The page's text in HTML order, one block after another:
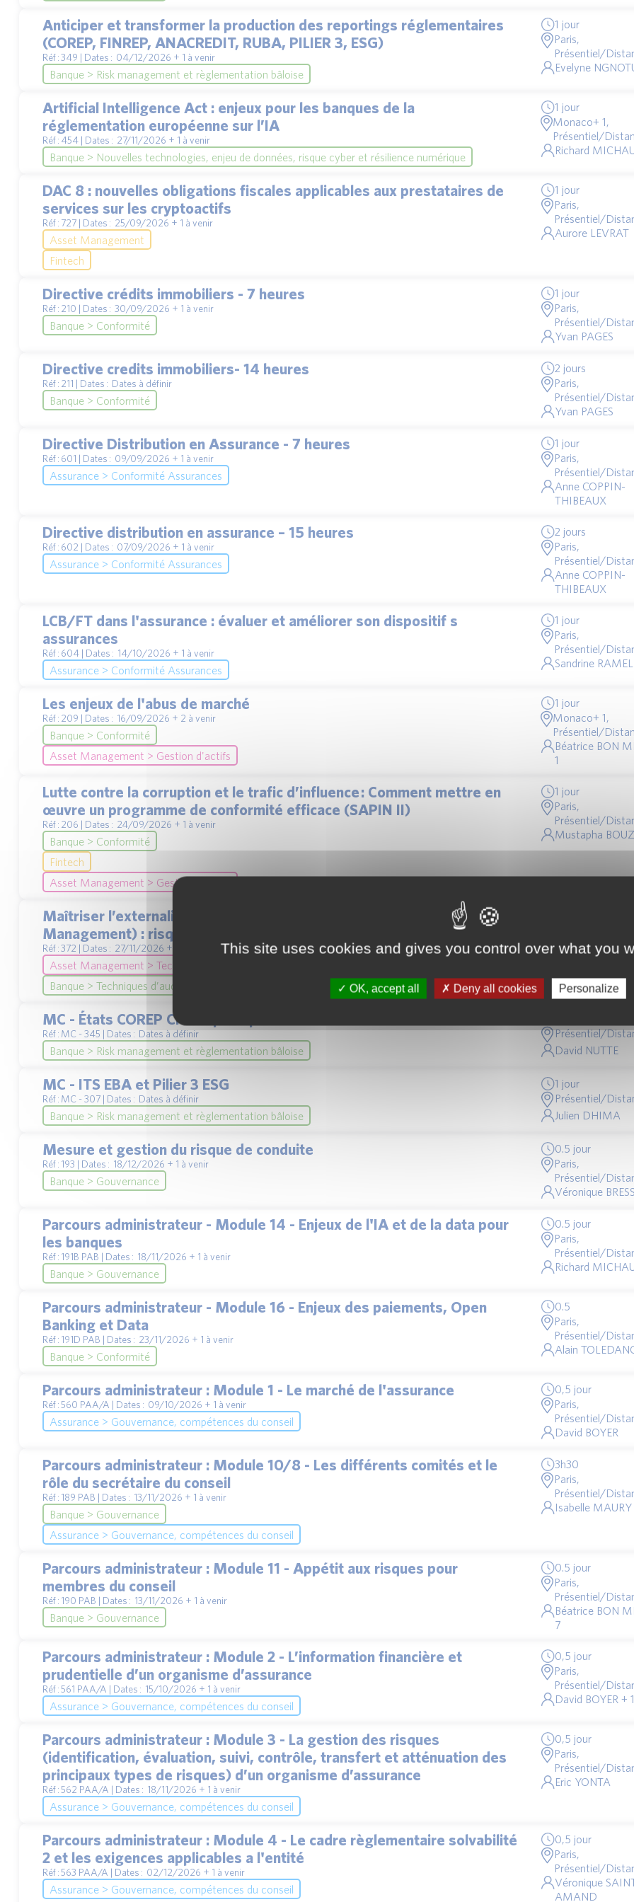
Anticiper et transformer la production des reportings réglementaires
(COREP, FINREP, ANACREDIT, RUBA, PILIER 3, ESG)
Réf : 349 | Dates : 04/12/2026 + 1 à venir
Banque > Risk management et règlementation bâloise
1 jour
Paris,
Présentiel/
Evelyne
Artificial Intelligence Act : enjeux pour les banques de la
réglementation européenne sur l’IA
Réf : 454 | Dates : 27/11/2026 + 1 à venir
Banque > Nouvelles technologies, enjeu de données, risque cyber et résilience numérique
1 jour
Monaco+ 1,
Présentiel/
Richard
DAC 8 : nouvelles obligations fiscales applicables aux prestataires de
services sur les cryptoactifs
Réf : 727 | Dates : 25/09/2026 + 1 à venir
Asset Management
Fintech
1 jour
Paris,
Présentiel/
Aurore LEVRAT
Directive crédits immobiliers - 7 heures
Réf : 210 | Dates : 30/09/2026 + 1 à venir
Banque > Conformité
1 jour
Paris,
Présentiel/
Yvan PAGES
Directive credits immobiliers- 14 heures
Réf : 211 | Dates : Dates à définir
Banque > Conformité
2 jours
Paris,
Présentiel/
Yvan PAGES
Directive Distribution en Assurance - 7 heures
Réf : 601 | Dates : 09/09/2026 + 1 à venir
Assurance > Conformité Assurances
1 jour
Paris,
Présentiel/
Anne COPPIN-
THIBEAUX
Directive distribution en assurance – 15 heures
Réf : 602 | Dates : 07/09/2026 + 1 à venir
Assurance > Conformité Assurances
2 jours
Paris,
Présentiel/
Anne COPPIN-
THIBEAUX
LCB/FT dans l'assurance : évaluer et améliorer son dispositif s
assurances
Réf : 604 | Dates : 14/10/2026 + 1 à venir
Assurance > Conformité Assurances
1 jour
Paris,
Présentiel/
Sandrine RAMEL
Les enjeux de l'abus de marché
Réf : 209 | Dates : 16/09/2026 + 2 à venir
Banque > Conformité
Asset Management > Gestion d'actifs
1 jour
Monaco+ 1,
Présentiel/
Béatrice BON
1
Lutte contre la corruption et le trafic d’influence : Comment mettre en
œuvre un programme de conformité efficace (SAPIN II)
Réf : 206 | Dates : 24/09/2026 + 1 à venir
Banque > Conformité
Fintech
Asset Management > Gestion d'actifs
1 jour
Paris,
Présentiel/
Mustapha
Maîtriser l’externalisation de vos activités critiques (Third-party Risk
Management) : risques, supervision et bonnes pratiques
Réf : 372 | Dates : 27/11/2026 + 2 à venir
Asset Management > Techniques d'audit et de contrôle interne
Banque > Techniques d’audit et de contrôle interne bancaires
Présentiel/
Yvan ALLIOLI + 2
MC - États COREP CRR3 : principales évolutions
Réf : MC - 345 | Dates : Dates à définir
Banque > Risk management et règlementation bâloise
Présentiel/
David NUTTE
MC - ITS EBA et Pilier 3 ESG
Réf : MC - 307 | Dates : Dates à définir
Banque > Risk management et règlementation bâloise
1 jour
Présentiel/
Julien DHIMA
Mesure et gestion du risque de conduite
Réf : 193 | Dates : 18/12/2026 + 1 à venir
Banque > Gouvernance
0.5 jour
Paris,
Présentiel/
Véronique
Parcours administrateur - Module 14 - Enjeux de l'IA et de la data pour
les banques
Réf : 191B PAB | Dates : 18/11/2026 + 1 à venir
Banque > Gouvernance
0.5 jour
Paris,
Présentiel/
Richard
Parcours administrateur - Module 16 - Enjeux des paiements, Open
Banking et Data
Réf : 191D PAB | Dates : 23/11/2026 + 1 à venir
Banque > Conformité
0.5
Paris,
Présentiel/
Alain
Parcours administrateur : Module 1 - Le marché de l'assurance
Réf : 560 PAA/A | Dates : 09/10/2026 + 1 à venir
Assurance > Gouvernance, compétences du conseil
0,5 jour
Paris,
Présentiel/
David BOYER
Parcours administrateur : Module 10/8 - Les différents comités et le
rôle du secrétaire du conseil
Réf : 189 PAB | Dates : 13/11/2026 + 1 à venir
Banque > Gouvernance
Assurance > Gouvernance, compétences du conseil
3h30
Paris,
Présentiel/
Isabelle MAURY
Parcours administrateur : Module 11 - Appétit aux risques pour
membres du conseil
Réf : 190 PAB | Dates : 13/11/2026 + 1 à venir
Banque > Gouvernance
0.5 jour
Paris,
Présentiel/
Béatrice BON
7
Parcours administrateur : Module 2 - L’information financière et
prudentielle d’un organisme d’assurance
Réf : 561 PAA/A | Dates : 15/10/2026 + 1 à venir
Assurance > Gouvernance, compétences du conseil
0,5 jour
Paris,
Présentiel/
David BOYER + 1
Parcours administrateur : Module 3 - La gestion des risques
(identification, évaluation, suivi, contrôle, transfert et atténuation des
principaux types de risques) d’un organisme d’assurance
Réf : 562 PAA/A | Dates : 18/11/2026 + 1 à venir
Assurance > Gouvernance, compétences du conseil
0,5 jour
Paris,
Présentiel/
Eric YONTA
Parcours administrateur : Module 4 - Le cadre règlementaire solvabilité
2 et les exigences applicables a l'entité
Réf : 563 PAA/A | Dates : 02/12/2026 + 1 à venir
Assurance > Gouvernance, compétences du conseil
0,5 jour
Paris,
Présentiel/
Véronique
AMAND
This site uses cookies and gives you control over what you
OK, accept all Deny all cookies Personalize